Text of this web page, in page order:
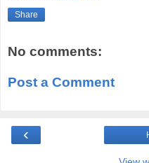
Share
No comments:
Post a Comment
‹